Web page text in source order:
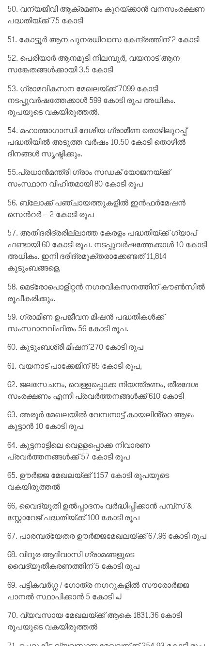
50. വന്യജീവി ആക്രമണം കുറയ്ക്കാൻ വനസംരക്ഷണ
പദ്ധതിയ്ക്ക് 75 കോടി
51. കോട്ടൂർ ആന പുനരധിവാസ കേന്ദ്രത്തിന് 2 കോടി
52. പെരിയാർ ആനമുടി നിലമ്പൂർ, വയനാട് ആന
സങ്കേതങ്ങൾക്കായി 3.5 കോടി
53. ഗ്രാമവികസന മേഖലയ്ക്ക് 7099 കോടി
നടപ്പുവർഷത്തേക്കാൾ 599 കോടി രൂപ അധികം.
രൂപയുടെ വകയിരുത്തൽ.
54. മഹാത്മാഗാന്ധി ദേശീയ ഗ്രാമീണ തൊഴിലുറപ്പ്
പദ്ധതിയിൽ അടുത്ത വർഷം 10.50 കോടി തൊഴിൽ
ദിനങ്ങൾ സൃഷ്ടിക്കും.
55.പ്രധാൻമന്ത്രി ഗ്രാം സഡക് യോജനയ്ക്ക്
സംസ്ഥാന വിഹിതമായി 80 കോടി രൂപ
56. ബ്ലോക്ക് പഞ്ചായത്തുകളിൽ ഇൻഫർമേഷൻ
സെൻറർ – 2 കോടി രൂപ
57. അതിദരിദ്രരില്ലാത്ത കേരളം പദ്ധതിയ്ക്ക് ഗ്യാപ്
ഫണ്ടായി 60 കോടി രൂപ. നടപ്പുവർഷത്തേക്കാൾ 10 കോടി
അധികം. ഇനി ദരിദ്രമുക്തരാക്കേണ്ടത് 11,814
കുടുംബങ്ങളെ,
58. മെട്രോപൊളിറ്റൻ നഗരവികസനത്തിന് കൗൺസിൽ
രൂപീകരിക്കും.
59. ഗ്രാമീണ ഉപജീവന മിഷൻ പദ്ധതികൾക്ക്
സംസ്ഥാനവിഹിതം 56 കോടി രൂപ.
60. കുടുംബശ്രീ മിഷന് 270 കോടി രൂപ
61. വയനാട് പാക്കേജിന് 85 കോടി രൂപ,
62. ജലസേചനം, വെള്ളപ്പൊക്ക നിയന്ത്രണം, തീരദേശ
സംരക്ഷണം എന്നീ പ്രവർത്തനങ്ങൾക്ക് 610 കോടി
63. അരൂർ മേഖലയിൽ വേമ്പനാട്ട് കായലിൻ്റെ ആഴം
കൂട്ടാൻ 10 കോടി രൂപ
64. കുട്ടനാട്ടിലെ വെള്ളപ്പൊക്ക നിവാരണ
പ്രവർത്തനങ്ങൾക്ക് 57 കോടി രൂപ
65. ഊർജ്ജ മേഖലയ്ക്ക് 1157 കോടി രൂപയുടെ
വകയിരുത്തൽ
66, വൈദ്യുതി ഉൽപ്പാദനം വർദ്ധിപ്പിക്കാൻ പമ്പ്സ് &
സ്റ്റോറേജ് പദ്ധതിയ്ക്ക് 100 കോടി രൂപ
67. പാരമ്പര്യേതര ഊർജ്ജമേഖലയ്ക്ക് 67.96 കോടി രൂപ
68. വിദൂര ആദിവാസി ഗ്രാമങ്ങളുടെ
വൈദ്യുതീകരണത്തിന് 5 കോടി രൂപ
69. പട്ടികവർഗ്ഗ / ഗോത്ര നഗറുകളിൽ സൗരോർജ്ജ
പാനൽ സ്ഥാപിക്കാൻ 5 കോടി له
70. വ്യവസായ മേഖലയ്ക്ക് ആകെ 1831.36 കോടി
രൂപയുടെ വകയിരുത്തൽ